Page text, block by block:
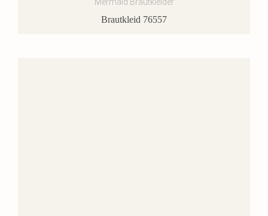
Brautkleid 76557